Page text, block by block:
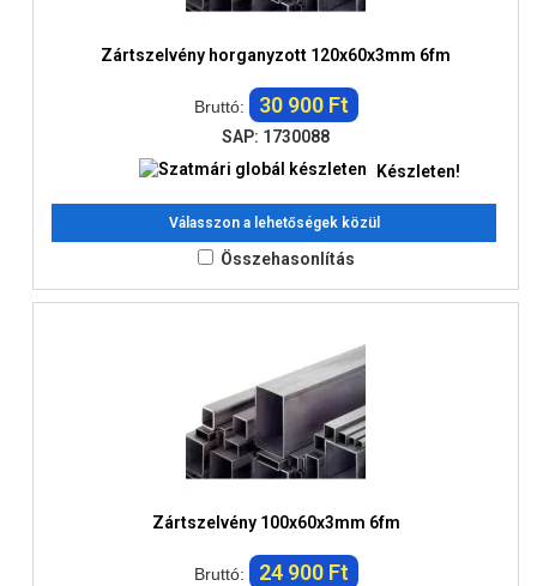
Zártszelvény horganyzott 120x60x3mm 6fm
Bruttó: 30 900 Ft
SAP: 1730088
Készleten!
Válasszon a lehetőségek közül
Összehasonlítás
Zártszelvény 100x60x3mm 6fm
Bruttó: 24 900 Ft